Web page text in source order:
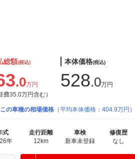
総額(税込)
.0万円
費35.0万円含む）
本体価格(税込)
528.0万円
この車種の相場価格 （平均本体価格：404.9万円）
式
年
走行距離
12km
車検
新車未登録
修復歴
なし